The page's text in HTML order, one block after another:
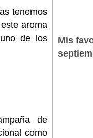
tenemos
aroma
de los
de
como
Mis